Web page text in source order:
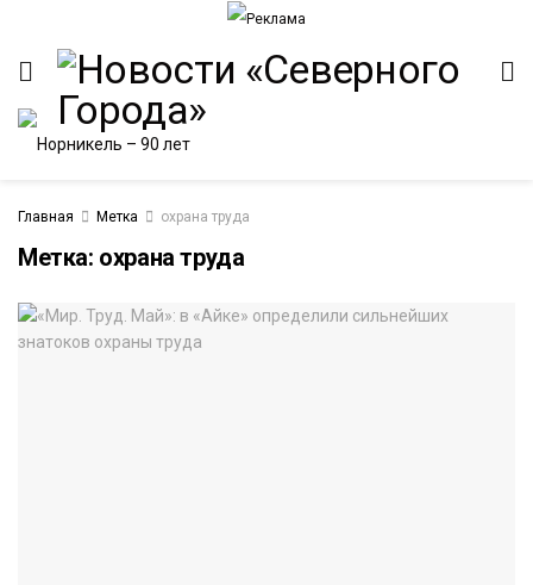
Главная Метка охрана труда
Метка: охрана труда